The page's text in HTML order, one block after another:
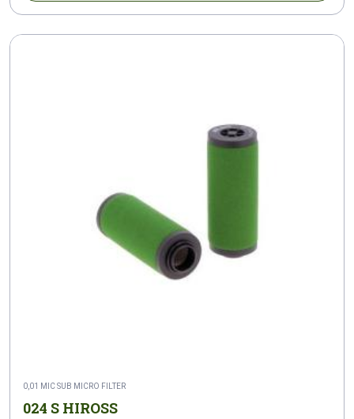
0,01 MIC SUB MICRO FILTER
024 S HIROSS